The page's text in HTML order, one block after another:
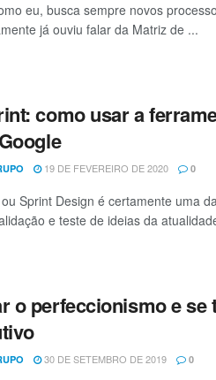
eu, busca sempre novos
já ouviu falar da Matriz de ...
como usar a
19 DE FEVEREIRO DE 2020 0
Sprint Design é certamente uma
e teste de ideias da
o perfeccionismo e se
30 DE SETEMBRO DE 2019 0